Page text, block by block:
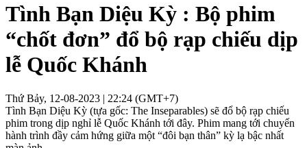
Tình Bạn Diệu Kỳ : Bộ phim
“chốt đơn” đổ bộ rạp chiếu dịp
lễ Quốc Khánh
Thứ Bảy, 12-08-2023 | 22:24 (GMT+7)
Tình Bạn Diệu Kỳ (tựa gốc: The Inseparables) sẽ đổ bộ rạp chiếu
phim trong dịp nghỉ lễ Quốc Khánh tới đây. Phim mang tới chuyến
hành trình đầy cảm hứng giữa một “đôi bạn thân” kỳ lạ bậc nhất